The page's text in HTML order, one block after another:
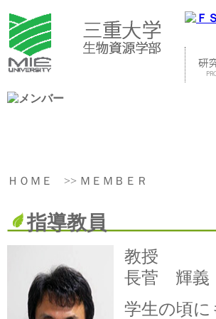
ＨＯＭＥ >> ＭＥＭＢＥＲ
指導教員
教授
長菅 輝義
学生の頃